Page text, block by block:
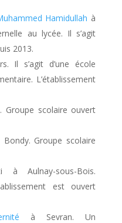
Hamidullah à
au lycée. Il s’agit
2013.
Il s’agit d’une école
L’établissement
Groupe scolaire ouvert
Bondy. Groupe scolaire
à Aulnay-sous-Bois.
est ouvert
à Sevran. Un